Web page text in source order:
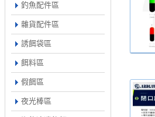
釣魚配件區
雜貨配件區
誘餌袋區
餌料區
假餌區
夜光棒區